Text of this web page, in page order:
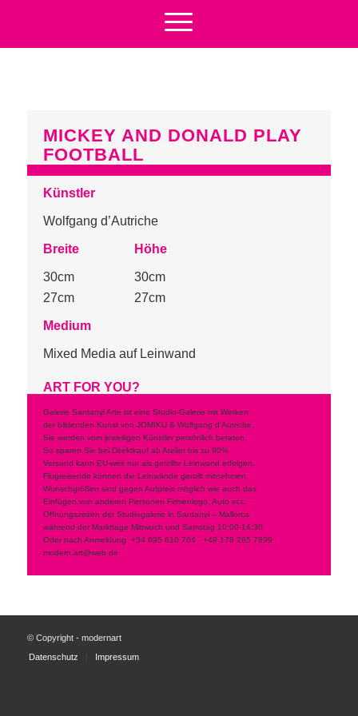
MICKEY AND DONALD PLAY
FOOTBALL
Künstler
Wolfgang d’Autriche
Breite Höhe
30cm
27cm
30cm
27cm
Medium
Mixed Media auf Leinwand
ART FOR YOU?
Galerie Santanyi Arte ist eine Studio-Galerie mit Werken
der bildenden Kunst von JOMIKU & Wolfgang d’Autriche.
Sie werden vom jeweiligen Künstler persönlich beraten.
So sparen Sie bei Direktkauf ab Atelier bis zu 90%
Versand kann EU-weit nur als gerollte Leinwand erfolgen.
Flugreisende können die Leinwände gerollt mitnehmen.
Wunschgrößen sind gegen Aufpreis möglich wie auch das
Einfügen von anderen Personen Firmenlogo, Auto ecc.
Öffnungszeiten der Studiogalerie in Santanyi – Mallorca
während der Markttage Mittwoch und Samstag 10:00-14:30
Oder nach Anmeldung +34 695 610 764
+49 178 265 7899
modern.art@web.de
© Copyright - modernart
Datenschutz
Impressum